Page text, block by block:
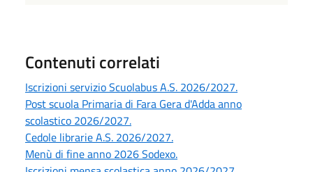
Contenuti correlati
Iscrizioni servizio Scuolabus A.S. 2026/2027.
Post scuola Primaria di Fara Gera d'Adda anno
scolastico 2026/2027.
Cedole librarie A.S. 2026/2027.
Menù di fine anno 2026 Sodexo.